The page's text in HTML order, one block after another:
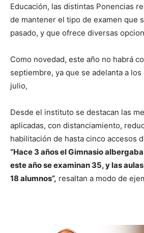
Educación, las distintas Ponencias
de mantener el tipo de examen que
pasado, y que ofrece diversas
Como novedad, este año no habrá
septiembre, ya que se adelanta a los
julio,
Desde el instituto se destacan las
aplicadas, con distanciamiento,
habilitación de hasta cinco accesos
“Hace 3 años el Gimnasio
este año se examinan 35, y las
18 alumnos”, resaltan a modo de